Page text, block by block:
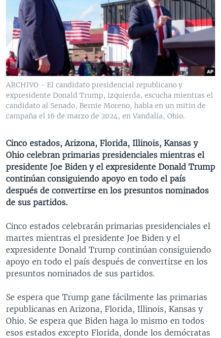
VENEZUELA
BRASIL
NICARAGUA
ECONOMÍA
ENTRETENIMIENTO Y CULTURA
TECNOLOGÍA
DEPORTES
MULTIMEDIA
VIDEOS
FOTOGRAFÍA
AUDIOS
PROGRAMAS TV
EL MUNDO AL DÍA
FORO INTERAMERICANO
LAS CLAVES
PANORAMA
RADIO
AVANCE INFORMATIVO
BUENOS DÍAS AMÉRICA
ESTADOS UNIDOS AL DÍA
FORO [RADIO]
DEPORTIVO INTERNACIONAL
NOTA ECONÓMICA
ENTRETENIMIENTO
DIRECT
Learning English
Idiomas
ARCHIVO - El candidato presidencial republicano y
expresidente Donald Trump, izquierda, escucha mientras el
candidato al Senado, Bernie Moreno, habla en un mitin de
campaña el 16 de marzo de 2024, en Vandalia, Ohio.
Cinco estados, Arizona, Florida, Illinois, Kansas y
Ohio celebran primarias presidenciales mientras el
presidente Joe Biden y el expresidente Donald Trump
continúan consiguiendo apoyo en todo el país
después de convertirse en los presuntos nominados
de sus partidos.
Cinco estados celebrarán primarias presidenciales el
martes mientras el presidente Joe Biden y el
expresidente Donald Trump continúan consiguiendo
apoyo en todo el país después de convertirse en los
presuntos nominados de sus partidos.
Se espera que Trump gane fácilmente las primarias
republicanas en Arizona, Florida, Illinois, Kansas y
Ohio. Se espera que Biden haga lo mismo en todos
esos estados excepto Florida, donde los demócratas